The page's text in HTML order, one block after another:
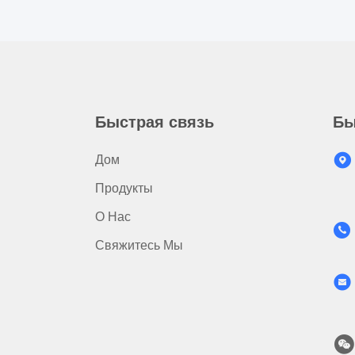
Быстрая связь
Дом
Продукты
О Нас
Свяжитесь Мы